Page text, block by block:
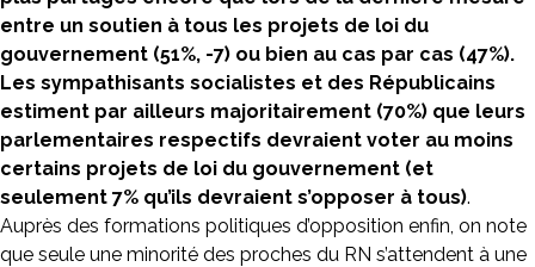
entre un soutien à tous les projets de loi du
gouvernement (51%, -7) ou bien au cas par cas (47%).
Les sympathisants socialistes et des Républicains
estiment par ailleurs majoritairement (70%) que leurs
parlementaires respectifs devraient voter au moins
certains projets de loi du gouvernement (et
seulement 7% qu’ils devraient s’opposer à tous).
Auprès des formations politiques d’opposition enfin, on note
que seule une minorité des proches du RN s’attendent à une